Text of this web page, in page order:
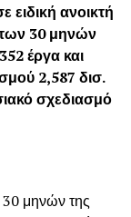
ανοικτή
30 μηνών
έργα και
2,587 δισ.
σχεδιασμό
μηνών της